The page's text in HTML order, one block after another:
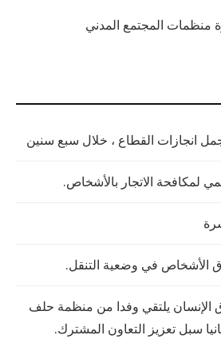
منظمات المجتمع المدني
انجازات القطاع ، خلال سبع سنين
لمكافحة الاتجار بالأشخاص.
الأشخاص في وضعية التنقل.
الإنسان يلتقي وفدا من منظمة حلف
سبل تعزيز التعاون المشترك.